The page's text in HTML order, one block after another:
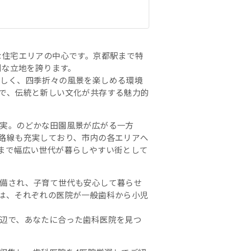
宅エリアの中心です。京都駅まで特
立地を誇ります。
く、四季折々の風景を楽しめる環境
、伝統と新しい文化が共存する魅力的
。のどかな田園風景が広がる一方
線も充実しており、市内の各エリアへ
で幅広い世代が暮らしやすい街として
され、子育て世代も安心して暮らせ
、それぞれの医院が一般歯科から小児
で、あなたに合った歯科医院を見つ